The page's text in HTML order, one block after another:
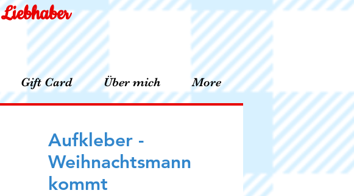
Liebhaber
Gift Card Über mich More
Aufkleber -
Weihnachtsmann
kommt